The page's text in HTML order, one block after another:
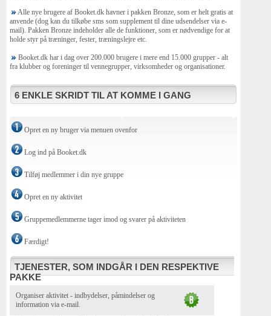
Alle nye brugere af Booket.dk havner i pakken Bronze, som er helt gratis at
anvende (dog kan du tilkøbe sms som supplement til dine udsendelser via e-
mail). Pakken Bronze indeholder alle de funktioner, som er nødvendige for at
holde styr på træninger, fester, træningslejre etc.
Booket.dk har i dag over 200.000 brugere i mere end 15.000 grupper - alt
fra klubber og foreninger til vennegrupper, virksomheder og organisationer.
6 ENKLE SKRIDT TIL AT KOMME I GANG
Opret en ny bruger via menuen ovenfor
Log ind på Booket.dk
Tilføj medlemmer i din nye gruppe
Opret en ny aktivitet
Gruppemedlemmerne tager imod og svarer på aktiviteten
Færdigt!
TJENESTER, SOM INDGÅR I DEN RESPEKTIVE
PAKKE
Organiser aktivitet - indbydelser, påmindelser og
information via e-mail.